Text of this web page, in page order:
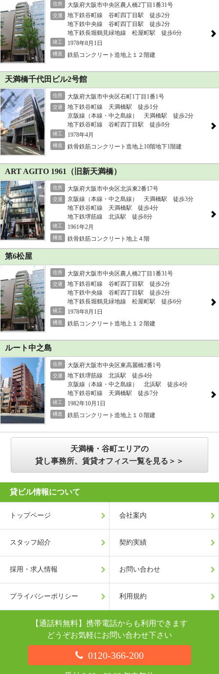
住所 大阪府大阪市中央区農人橋2丁目1番31号
交通
地下鉄谷町線 谷町四丁目駅 徒歩2分
地下鉄中央線 谷町四丁目駅 徒歩2分
地下鉄長堀鶴見緑地線 松屋町駅 徒歩6分
竣工 1978年8月1日
構造 鉄筋コンクリート造地上１２階建
天満橋千代田ビル2号館
住所 大阪府大阪市中央区石町1丁目1番1号
交通
地下鉄谷町線 天満橋駅 徒歩1分
京阪線（本線・中之島線） 天満橋駅 徒歩2分
地下鉄谷町線 谷町四丁目駅 徒歩8分
竣工 1978年4月
構造 鉄骨鉄筋コンクリート造地上10階地下1階建
ART AGITO 1961（旧新天満橋）
住所 大阪府大阪市中央区北浜東2番17号
交通
京阪線（本線・中之島線） 天満橋駅 徒歩3分
地下鉄谷町線 天満橋駅 徒歩4分
地下鉄堺筋線 北浜駅 徒歩8分
竣工 1961年2月
構造 鉄骨鉄筋コンクリート地上４階
第6松屋
住所 大阪府大阪市中央区農人橋2丁目1番31号
交通
地下鉄谷町線 谷町四丁目駅 徒歩2分
地下鉄中央線 谷町四丁目駅 徒歩2分
地下鉄長堀鶴見緑地線 松屋町駅 徒歩6分
竣工 1978年8月1日
構造 鉄筋コンクリート造地上１２階建
ルート中之島
住所 大阪府大阪市中央区東高麗橋2番1号
交通
地下鉄堺筋線 北浜駅 徒歩4分
京阪線（本線・中之島線） 北浜駅 徒歩4分
地下鉄谷町線 天満橋駅 徒歩7分
竣工 1982年10月1日
構造 鉄筋コンクリート造地上１０階建
天満橋・谷町エリアの
貸し事務所、賃貸オフィス一覧を見る＞＞
貸ビル情報について
トップページ 会社案内
スタッフ紹介 契約実績
採用・求人情報 お問い合わせ
プライバシーポリシー 利用規約
【通話料無料】携帯電話からも利用できます
どうぞお気軽にお問い合わせ下さい
0120-366-200